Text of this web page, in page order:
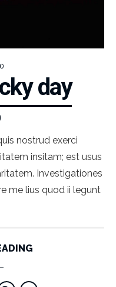
day
nostrud exerci
insitam; est usus
Investigationes
me lius quod ii legunt